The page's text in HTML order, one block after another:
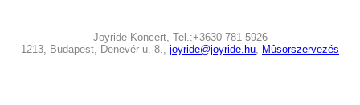
Joyride Koncert, Tel.:+3630-781-5926
1213, Budapest, Denevér u. 8., joyride@joyride.hu, Mûsorszervezés